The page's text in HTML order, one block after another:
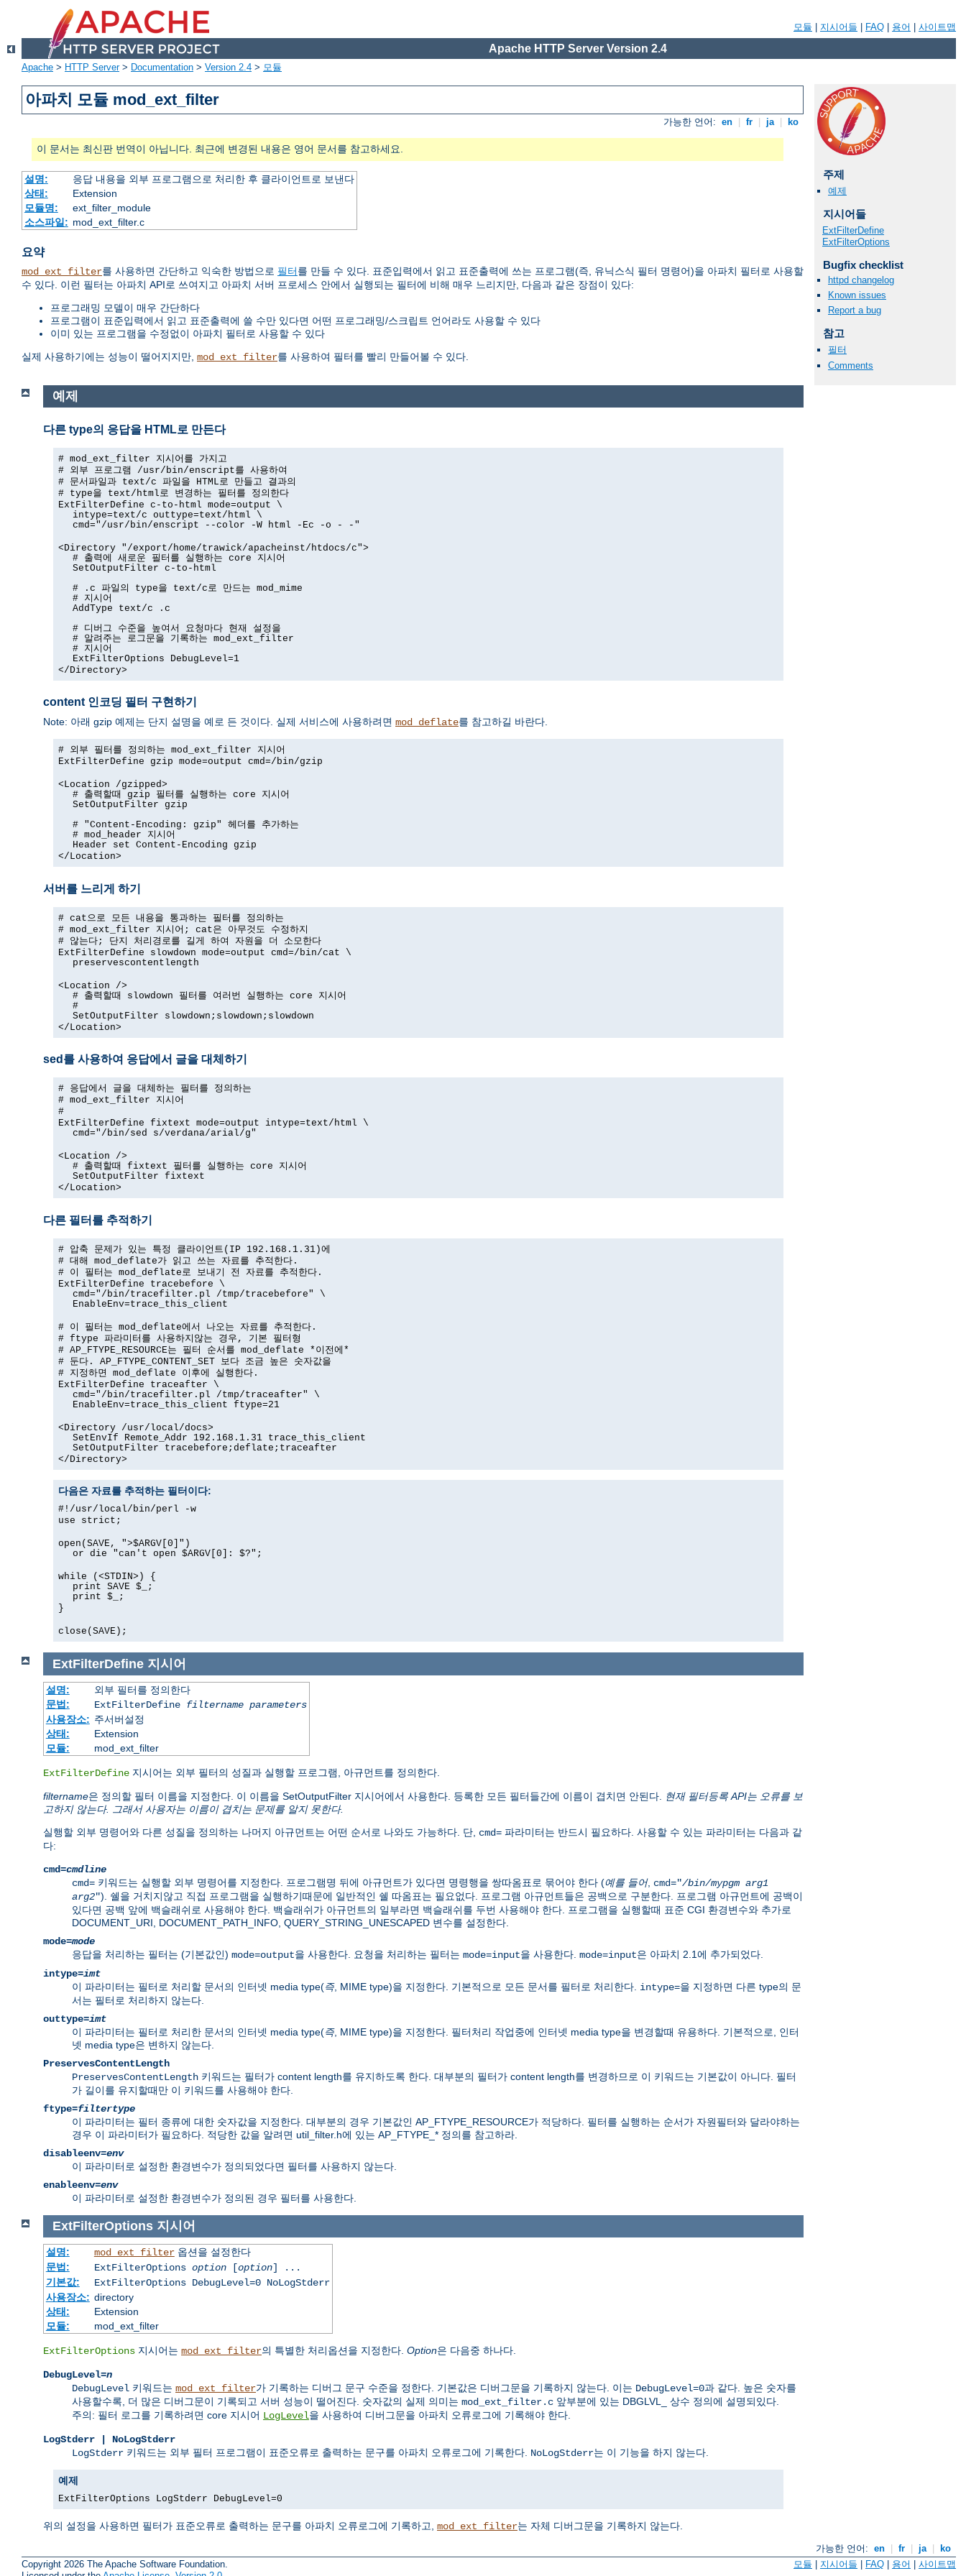
모듈 지시어들 FAQ 용어 사이트맵
Apache HTTP Server Version 2.4
Apache > HTTP Server> Documentation > Version 2.4 > 모듈
아파치 모듈 mod_ext_filter
가능한 언어: en fr ja ko
이 문서는 최신판 번역이 아닙니다. 최근에 변경된 내용은 영어 문서를 참고하세요.
설명:
응답 내용을 외부 프로그램으로 처리한 후 클라이언트로 보낸다
상태:
Extension
모듈명:
ext_filter_module
소스파일: mod_ext_filter.c
요약
mod_ext_filter를 사용하면 간단하고 익숙한 방법으로 필터를 만들 수 있다. 표준입력에서 읽고 표준출력에 쓰는 프로그램(즉, 유닉스식 필터 명령어)을 아파치 필터로 사용할
수 있다. 이런 필터는 아파치 API로 쓰여지고 아파치 서버 프로세스 안에서 실행되는 필터에 비해 매우 느리지만, 다음과 같은 장점이 있다:
프로그래밍 모델이 매우 간단하다
프로그램이 표준입력에서 읽고 표준출력에 쓸 수만 있다면 어떤 프로그래밍/스크립트 언어라도 사용할 수 있다
이미 있는 프로그램을 수정없이 아파치 필터로 사용할 수 있다
실제 사용하기에는 성능이 떨어지지만, mod_ext_filter를 사용하여 필터를 빨리 만들어볼 수 있다.
주제
예제
지시어들
ExtFilterDefine
ExtFilterOptions
Bugfix checklist
httpd changelog
Known issues
Report a bug
참고
필터
Comments
예제
다른 type의 응답을 HTML로 만든다
# mod_ext_filter 지시어를 가지고
# 외부 프로그램 /usr/bin/enscript를 사용하여
# 문서파일과 text/c 파일을 HTML로 만들고 결과의
# type을 text/html로 변경하는 필터를 정의한다
ExtFilterDefine c-to-html mode=output \
intype=text/c outtype=text/html \
cmd="/usr/bin/enscript --color -W html -Ec -o - -"
<Directory "/export/home/trawick/apacheinst/htdocs/c">
# 출력에 새로운 필터를 실행하는 core 지시어
SetOutputFilter c-to-html
# .c 파일의 type을 text/c로 만드는 mod_mime
# 지시어
AddType text/c .c
# 디버그 수준을 높여서 요청마다 현재 설정을
# 알려주는 로그문을 기록하는 mod_ext_filter
# 지시어
ExtFilterOptions DebugLevel=1
</Directory>
content 인코딩 필터 구현하기
Note: 아래 gzip 예제는 단지 설명을 예로 든 것이다. 실제 서비스에 사용하려면 mod_deflate를 참고하길 바란다.
# 외부 필터를 정의하는 mod_ext_filter 지시어
ExtFilterDefine gzip mode=output cmd=/bin/gzip
<Location /gzipped>
# 출력할때 gzip 필터를 실행하는 core 지시어
SetOutputFilter gzip
# "Content-Encoding: gzip" 헤더를 추가하는
# mod_header 지시어
Header set Content-Encoding gzip
</Location>
서버를 느리게 하기
# cat으로 모든 내용을 통과하는 필터를 정의하는
# mod_ext_filter 지시어; cat은 아무것도 수정하지
# 않는다; 단지 처리경로를 길게 하여 자원을 더 소모한다
ExtFilterDefine slowdown mode=output cmd=/bin/cat \
preservescontentlength
<Location />
# 출력할때 slowdown 필터를 여러번 실행하는 core 지시어
#
SetOutputFilter slowdown;slowdown;slowdown
</Location>
sed를 사용하여 응답에서 글을 대체하기
# 응답에서 글을 대체하는 필터를 정의하는
# mod_ext_filter 지시어
#
ExtFilterDefine fixtext mode=output intype=text/html \
cmd="/bin/sed s/verdana/arial/g"
<Location />
# 출력할때 fixtext 필터를 실행하는 core 지시어
SetOutputFilter fixtext
</Location>
다른 필터를 추적하기
# 압축 문제가 있는 특정 클라이언트(IP 192.168.1.31)에
# 대해 mod_deflate가 읽고 쓰는 자료를 추적한다.
# 이 필터는 mod_deflate로 보내기 전 자료를 추적한다.
ExtFilterDefine tracebefore \
cmd="/bin/tracefilter.pl /tmp/tracebefore" \
EnableEnv=trace_this_client
# 이 필터는 mod_deflate에서 나오는 자료를 추적한다.
# ftype 파라미터를 사용하지않는 경우, 기본 필터형
# AP_FTYPE_RESOURCE는 필터 순서를 mod_deflate *이전에*
# 둔다. AP_FTYPE_CONTENT_SET 보다 조금 높은 숫자값을
# 지정하면 mod_deflate 이후에 실행한다.
ExtFilterDefine traceafter \
cmd="/bin/tracefilter.pl /tmp/traceafter" \
EnableEnv=trace_this_client ftype=21
<Directory /usr/local/docs>
SetEnvIf Remote_Addr 192.168.1.31 trace_this_client
SetOutputFilter tracebefore;deflate;traceafter
</Directory>
다음은 자료를 추적하는 필터이다:
#!/usr/local/bin/perl -w
use strict;
open(SAVE, ">$ARGV[0]")
or die "can't open $ARGV[0]: $?";
while (<STDIN>) {
print SAVE $_;
print $_;
}
close(SAVE);
ExtFilterDefine 지시어
설명:
외부 필터를 정의한다
문법:
ExtFilterDefine filtername parameters
사용장소: 주서버설정
상태:
Extension
모듈:
mod_ext_filter
ExtFilterDefine 지시어는 외부 필터의 성질과 실행할 프로그램, 아규먼트를 정의한다.
filtername은 정의할 필터 이름을 지정한다. 이 이름을 SetOutputFilter 지시어에서 사용한다. 등록한 모든 필터들간에 이름이 겹치면 안된다.
현재 필터등록 API는 오류를 보
고하지 않는다. 그래서 사용자는 이름이 겹치는 문제를 알지 못한다.
실행할 외부 명령어와 다른 성질을 정의하는 나머지 아규먼트는 어떤 순서로 나와도 가능하다. 단, cmd= 파라미터는 반드시 필요하다. 사용할 수 있는 파라미터는 다음과 같
다:
cmd=cmdline
cmd= 키워드는 실행할 외부 명령어를 지정한다. 프로그램명 뒤에 아규먼트가 있다면 명령행을 쌍따옴표로 묶어야 한다 (예를 들어, cmd="/bin/mypgm arg1
arg2"). 쉘을 거치지않고 직접 프로그램을 실행하기때문에 일반적인 쉘 따옴표는 필요없다. 프로그램 아규먼트들은 공백으로 구분한다. 프로그램 아규먼트에 공백이
있다면 공백 앞에 백슬래쉬로 사용해야 한다. 백슬래쉬가 아규먼트의 일부라면 백슬래쉬를 두번 사용해야 한다. 프로그램을 실행할때 표준 CGI 환경변수와 추가로
DOCUMENT_URI, DOCUMENT_PATH_INFO, QUERY_STRING_UNESCAPED 변수를 설정한다.
mode=mode
응답을 처리하는 필터는 (기본값인) mode=output을 사용한다. 요청을 처리하는 필터는 mode=input을 사용한다. mode=input은 아파치 2.1에 추가되었다.
intype=imt
이 파라미터는 필터로 처리할 문서의 인터넷 media type(즉, MIME type)을 지정한다. 기본적으로 모든 문서를 필터로 처리한다. intype=을 지정하면 다른 type의 문
서는 필터로 처리하지 않는다.
outtype=imt
이 파라미터는 필터로 처리한 문서의 인터넷 media type(즉, MIME type)을 지정한다. 필터처리 작업중에 인터넷 media type을 변경할때 유용하다. 기본적으로, 인터
넷 media type은 변하지 않는다.
PreservesContentLength
PreservesContentLength 키워드는 필터가 content length를 유지하도록 한다. 대부분의 필터가 content length를 변경하므로 이 키워드는 기본값이 아니다. 필터
가 길이를 유지할때만 이 키워드를 사용해야 한다.
ftype=filtertype
이 파라미터는 필터 종류에 대한 숫자값을 지정한다. 대부분의 경우 기본값인 AP_FTYPE_RESOURCE가 적당하다. 필터를 실행하는 순서가 자원필터와 달라야하는
경우 이 파라미터가 필요하다. 적당한 값을 알려면 util_filter.h에 있는 AP_FTYPE_* 정의를 참고하라.
disableenv=env
이 파라미터로 설정한 환경변수가 정의되었다면 필터를 사용하지 않는다.
enableenv=env
이 파라미터로 설정한 환경변수가 정의된 경우 필터를 사용한다.
ExtFilterOptions 지시어
설명: mod_ext_filter옵션을 설정한다
문법:
ExtFilterOptions option[option] ...
기본값:
ExtFilterOptions DebugLevel=0 NoLogStderr
사용장소: directory
상태:
Extension
모듈:
mod_ext_filter
ExtFilterOptions 지시어는 mod_ext_filter의 특별한 처리옵션을 지정한다. Option은 다음중 하나다.
DebugLevel=n
DebugLevel 키워드는 mod_ext_filter가 기록하는 디버그 문구 수준을 정한다. 기본값은 디버그문을 기록하지 않는다. 이는 DebugLevel=0과 같다. 높은 숫자를
사용할수록, 더 많은 디버그문이 기록되고 서버 성능이 떨어진다. 숫자값의 실제 의미는 mod_ext_filter.c 앞부분에 있는 DBGLVL_ 상수 정의에 설명되있다.
주의: 필터 로그를 기록하려면 core 지시어 LogLevel을 사용하여 디버그문을 아파치 오류로그에 기록해야 한다.
LogStderr | NoLogStderr
LogStderr 키워드는 외부 필터 프로그램이 표준오류로 출력하는 문구를 아파치 오류로그에 기록한다. NoLogStderr는 이 기능을 하지 않는다.
예제
ExtFilterOptions LogStderr DebugLevel=0
위의 설정을 사용하면 필터가 표준오류로 출력하는 문구를 아파치 오류로그에 기록하고, mod_ext_filter는 자체 디버그문을 기록하지 않는다.
가능한 언어: en fr ja
ko
Copyright 2026 The Apache Software Foundation.
모듈 지시어들 FAQ 용어 사이트맵